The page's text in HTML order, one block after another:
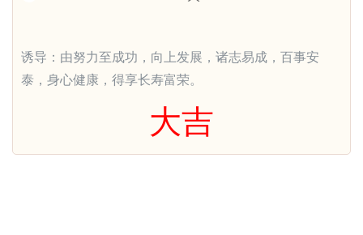
诱导：由努力至成功，向上发展，诸志易成，百事安
泰，身心健康，得享长寿富荣。
大吉